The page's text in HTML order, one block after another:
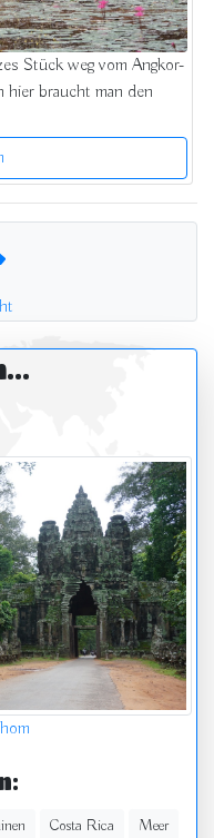
Stück weg vom Angkor-
hier braucht man den
Costa Rica
Meer